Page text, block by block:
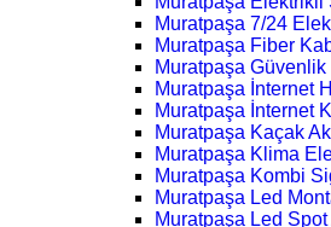
Muratpaşa 7/24
Muratpaşa Fiber
Muratpaşa Güvenlik
Muratpaşa İnternet
Muratpaşa İnternet
Muratpaşa Kaçak
Muratpaşa Klima
Muratpaşa Kombi
Muratpaşa Led
Muratpaşa Led Spot